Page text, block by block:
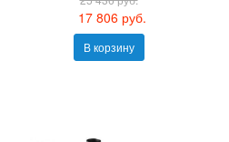
17 806 руб.
В корзину